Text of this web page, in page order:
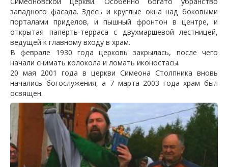
западного фасада. Здесь и круглые окна над боковыми
порталами приделов, и пышный фронтон в центре, и
открытая паперть-терраса с двухмаршевой лестницей,
ведущей к главному входу в храм.
В феврале 1930 года церковь закрылась, после чего
начали снимать колокола и ломать иконостасы.
20 мая 2001 года в церкви Симеона Столпника вновь
начались богослужения, а 7 марта 2003 года храм был
освящен.